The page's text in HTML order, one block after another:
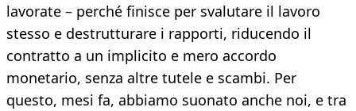
lavorate – perché finisce per svalutare il lavoro
stesso e destrutturare i rapporti, riducendo il
contratto a un implicito e mero accordo
monetario, senza altre tutele e scambi. Per
questo, mesi fa, abbiamo suonato anche noi, e tra